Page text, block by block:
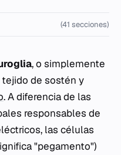
(41 secciones)
, o simplemente
de sostén y
. A diferencia de las
responsables de
las células
"pegamento")